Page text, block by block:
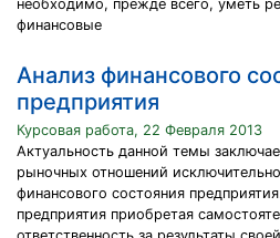
необходимо, прежде всего, уметь
финансовые
Анализ финансового
предприятия
Курсовая работа, 22 Февраля 2013
Актуальность данной темы
рыночных отношений
финансового состояния
предприятия приобретая